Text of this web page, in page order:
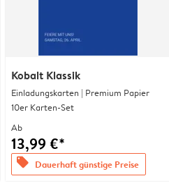
Kobalt Klassik
Einladungskarten | Premium Papier
10er Karten-Set
Ab
13,99 €*
offers Dauerhaft günstige Preise